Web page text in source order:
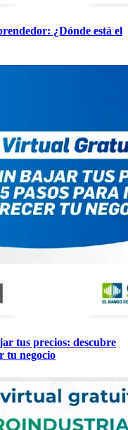
¿Dónde está el
tus precios: descubre
tu negocio